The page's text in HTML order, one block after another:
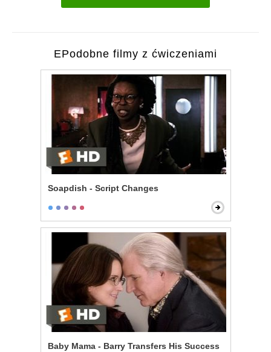
EPodobne filmy z ćwiczeniami
Soapdish - Script Changes
Baby Mama - Barry Transfers His Success